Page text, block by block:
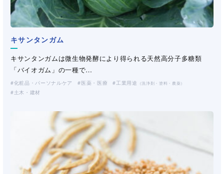
検索する（12件）
キサンタンガム
キサンタンガムは微生物発酵により得られる天然高分子多糖類
「バイオガム」の一種で…
化粧品・パーソナルケア 医薬・医療 工業用途 （洗浄剤・塗料・農薬）
土木・建材